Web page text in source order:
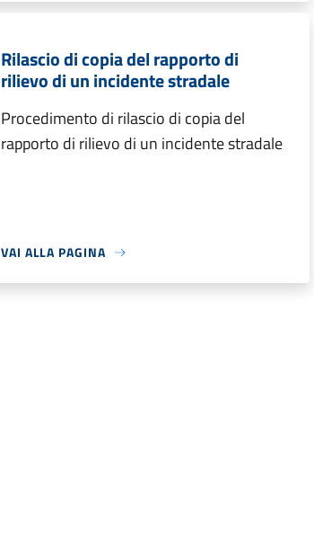
Rilascio di copia del rapporto di
rilievo di un incidente stradale
Procedimento di rilascio di copia del
rapporto di rilievo di un incidente stradale
VAI ALLA PAGINA